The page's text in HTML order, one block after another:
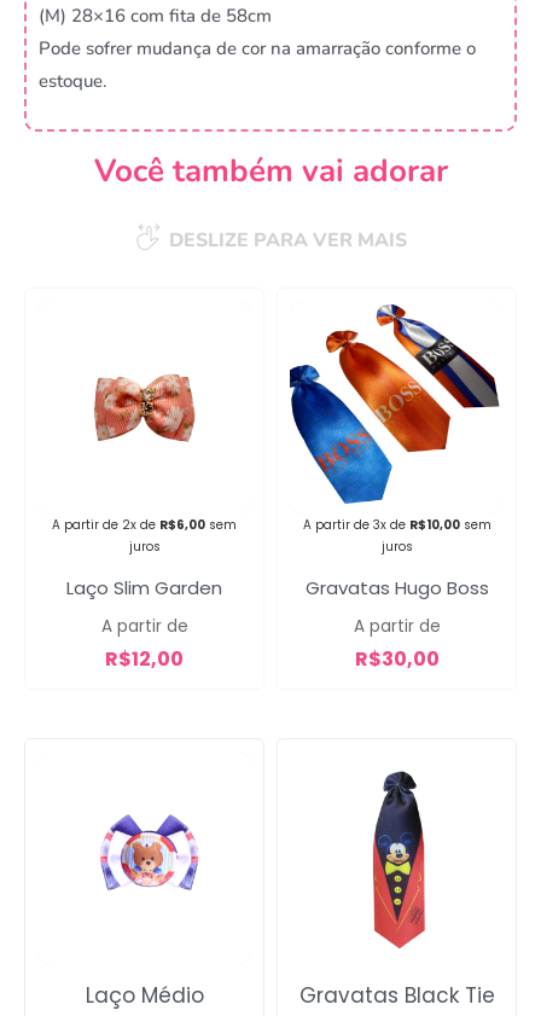
(M) 28×16 com fita de 58cm
Pode sofrer mudança de cor na amarração conforme o
estoque.
Você também vai adorar
DESLIZE PARA VER MAIS
A partir de 2x de R$6,00 sem
juros
Laço Slim Garden
A partir de
R$12,00
A partir de 3x de R$10,00 sem
juros
Gravatas Hugo Boss
A partir de
R$30,00
Laço Médio
Gravatas Black Tie
Campanha lançada com
sucesso!